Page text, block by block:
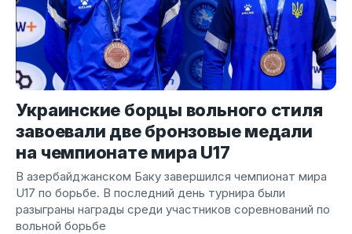
Украинские борцы вольного стиля
завоевали две бронзовые медали
на чемпионате мира U17
В азербайджанском Баку завершился чемпионат мира
U17 по борьбе. В последний день турнира были
разыграны награды среди участников соревнований по
вольной борьбе